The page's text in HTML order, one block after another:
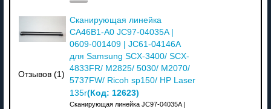
Отзывов (1)
Сканирующая линейка
CA46B1-A0 JC97-04035A |
0609-001409 | JC61-04146A
для Samsung SCX-3400/ SCX-
4833FR/ M2825/ 5030/ M2070/
5737FW/ Ricoh sp150/ HP Laser
135r(Код: 12623)
Сканирующая линейка JC97-04035A |